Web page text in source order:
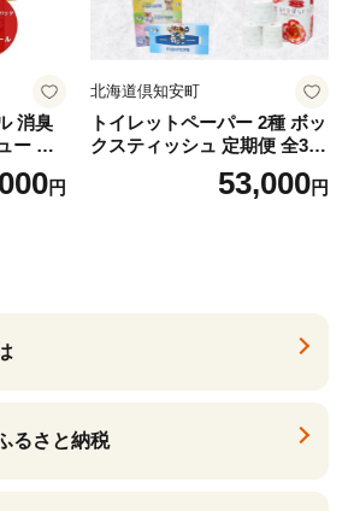
消臭
ー し
リア
ル×6パ円
北海道倶知安町
トイレットペーパー 2種 ボッ
クスティッシュ 定期便 全3
回 日本製 まとめ買い 防災
常備品 日用雑貨 消耗品 生活
53,000円
るさと納税